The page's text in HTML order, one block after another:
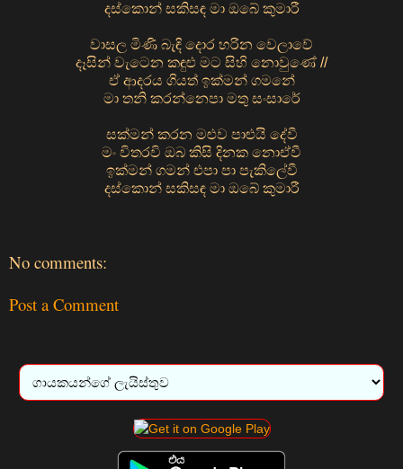
දස්කොන් සකිසඳ මා ඔබේ කුමාරී
වාසල මිණි බැඳි දොර හරින වෙලාවේ
දෑසින් වැටෙන කඳුළු මට සිහි නොවුණේ //
ඒ ආදරය ගියත් ඉක්මන් ගමනේ
මා තනි කරන්නෙපා මතු සංසාරේ
සක්මන් කරන මළුව පාළුයි දේවී
මං විතරවි ඔබ කිසි දිනක නොඒවී
ඉක්මන් ගමන් එපා පා පැකිලේවී
දස්කොන් සකිසඳ මා ඔබේ කුමාරී
No comments:
Post a Comment